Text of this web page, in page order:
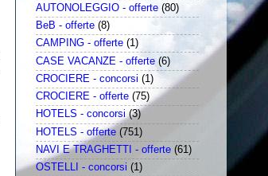
AUTONOLEGGIO - offerte (80)
BeB - offerte (8)
CAMPING - offerte (1)
CASE VACANZE - offerte (6)
CROCIERE - concorsi (1)
CROCIERE - offerte (75)
HOTELS - concorsi (3)
HOTELS - offerte (751)
NAVI E TRAGHETTI - offerte (61)
OSTELLI - concorsi (1)